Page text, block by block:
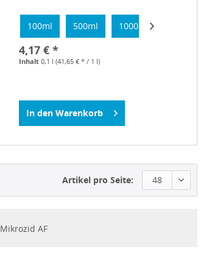
100ml 500ml 1000ml
4,17 € *
Inhalt 0,1 l (41,65 € * / 1 l)
In den Warenkorb
Artikel pro Seite: 48
Mikrozid AF